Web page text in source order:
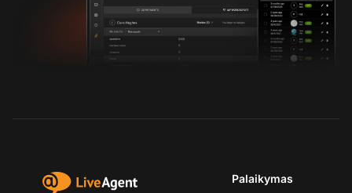
Palaikymas